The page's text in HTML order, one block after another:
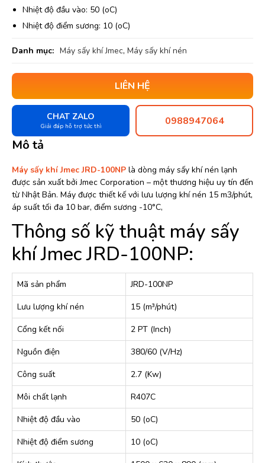
Nhiệt độ đầu vào: 50 (oC)
Nhiệt độ điểm sương: 10 (oC)
Danh mục: Máy sấy khí Jmec, Máy sấy khí nén
LIÊN HỆ
CHAT ZALO
Giải đáp hỗ trợ tức thì 0988947064
Mô tả
Máy sấy khí Jmec JRD-100NP là dòng máy sấy khí nén lạnh
được sản xuất bởi Jmec Corporation – một thương hiệu uy tín đến
từ Nhật Bản. Máy được thiết kế với lưu lượng khí nén 15 m3/phút,
áp suất tối đa 10 bar, điểm sương -10°C,
Thông số kỹ thuật máy sấy
khí Jmec JRD-100NP:
Mã sản phẩm
JRD-100NP
Lưu lượng khí nén
15 (m³/phút)
Cổng kết nối
2 PT (Inch)
Nguồn điện
380/60 (V/Hz)
Công suất
2.7 (Kw)
Môi chất lạnh
R407C
Nhiệt độ đầu vào
50 (oC)
Nhiệt độ điểm sương
10 (oC)